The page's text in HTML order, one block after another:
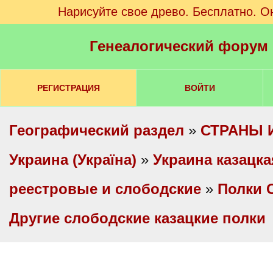
Нарисуйте свое древо. Бесплатно.
Генеалогический
РЕГИСТРАЦИЯ ВОЙТИ
Географический раздел » СТРАНЫ
Украина (Україна) » Украина
реестровые и слободские » Полки
Другие слободские казацкие полки